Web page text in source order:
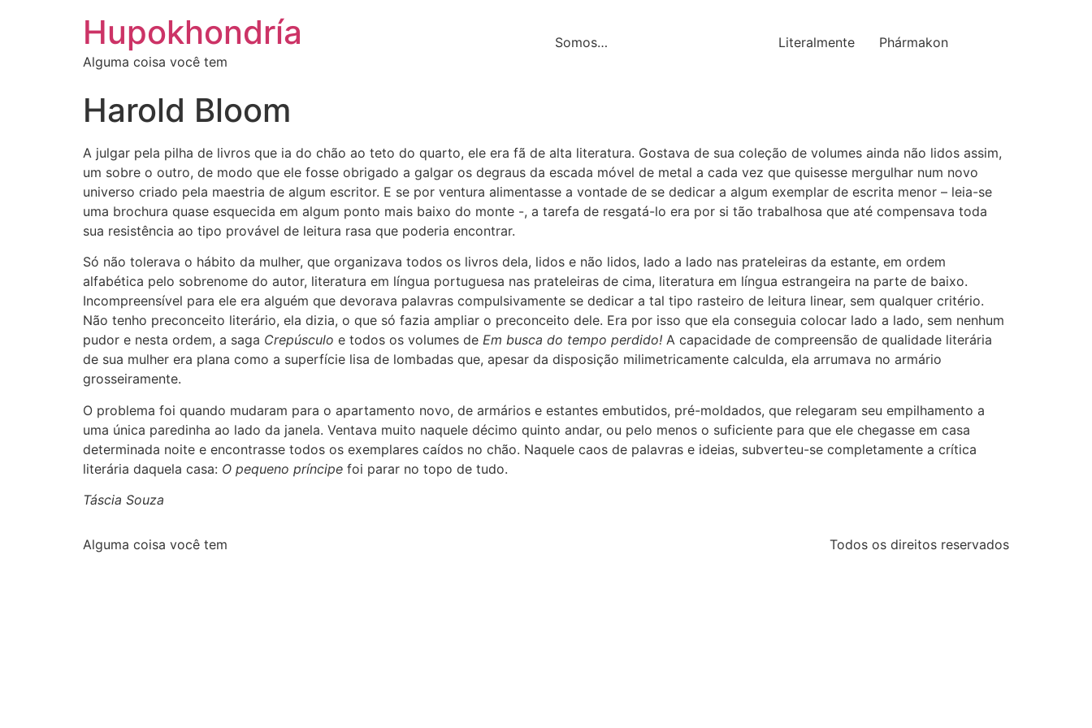
Hupokhondría
Alguma coisa você tem
Somos… Literalmente Phármakon
Harold Bloom
A julgar pela pilha de livros que ia do chão ao teto do quarto, ele era fã de alta literatura. Gostava de sua coleção de volumes ainda não lidos assim,
um sobre o outro, de modo que ele fosse obrigado a galgar os degraus da escada móvel de metal a cada vez que quisesse mergulhar num novo
universo criado pela maestria de algum escritor. E se por ventura alimentasse a vontade de se dedicar a algum exemplar de escrita menor – leia-se
uma brochura quase esquecida em algum ponto mais baixo do monte -, a tarefa de resgatá-lo era por si tão trabalhosa que até compensava toda
sua resistência ao tipo provável de leitura rasa que poderia encontrar.
Só não tolerava o hábito da mulher, que organizava todos os livros dela, lidos e não lidos, lado a lado nas prateleiras da estante, em ordem
alfabética pelo sobrenome do autor, literatura em língua portuguesa nas prateleiras de cima, literatura em língua estrangeira na parte de baixo.
Incompreensível para ele era alguém que devorava palavras compulsivamente se dedicar a tal tipo rasteiro de leitura linear, sem qualquer critério.
Não tenho preconceito literário, ela dizia, o que só fazia ampliar o preconceito dele. Era por isso que ela conseguia colocar lado a lado, sem nenhum
pudor e nesta ordem, a saga Crepúsculo e todos os volumes de Em busca do tempo perdido! A capacidade de compreensão de qualidade literária
de sua mulher era plana como a superfície lisa de lombadas que, apesar da disposição milimetricamente calculda, ela arrumava no armário
grosseiramente.
O problema foi quando mudaram para o apartamento novo, de armários e estantes embutidos, pré-moldados, que relegaram seu empilhamento a
uma única paredinha ao lado da janela. Ventava muito naquele décimo quinto andar, ou pelo menos o suficiente para que ele chegasse em casa
determinada noite e encontrasse todos os exemplares caídos no chão. Naquele caos de palavras e ideias, subverteu-se completamente a crítica
literária daquela casa: O pequeno príncipe foi parar no topo de tudo.
Táscia Souza
Alguma coisa você tem Todos os direitos reservados